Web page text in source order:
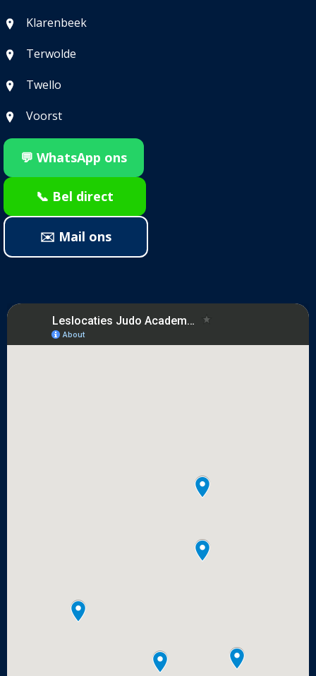
Klarenbeek
Terwolde
Twello
Voorst
💬 WhatsApp ons
📞 Bel direct
✉️ Mail ons